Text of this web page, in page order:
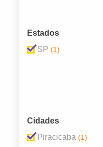
Estados
SP (1)
Cidades
Piracicaba (1)